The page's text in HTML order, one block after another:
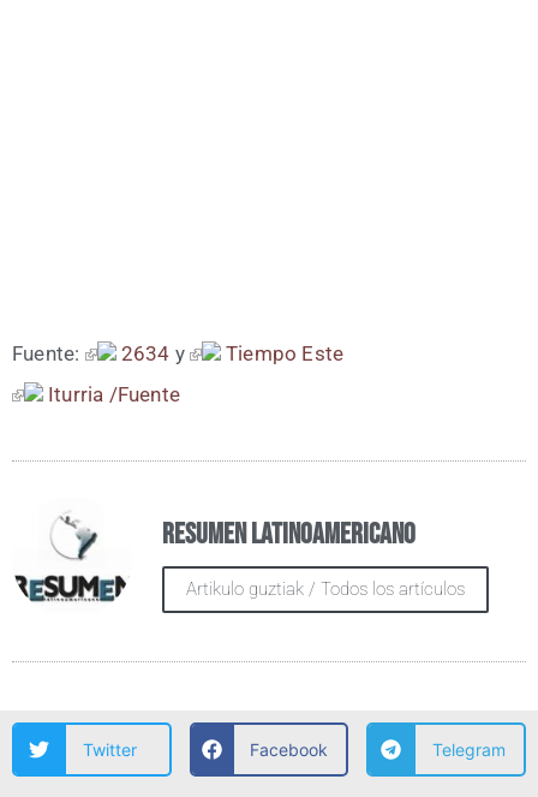
Fuen­te: 2634 y
Tiem­po Este
Itu­rria /​Fuen­te
Resumen Latinoamericano
Artikulo guztiak / Todos los artículos
Twitter Facebook Telegram